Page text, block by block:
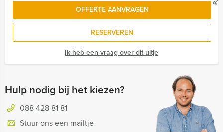
OFFERTE AANVRAGEN
RESERVEREN
Ik heb een vraag over dit uitje
Hulp nodig bij het kiezen?
088 428 81 81
Stuur ons een mailtje